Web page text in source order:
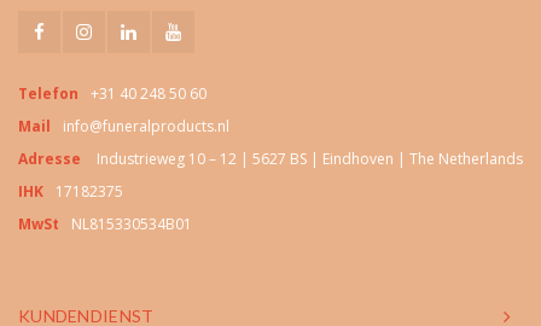
Telefon
+31 40 248 50 60
Mail
info@funeralproducts.nl
Adresse
Industrieweg 10 – 12 | 5627 BS | Eindhoven | The Netherlands
IHK
17182375
MwSt
NL815330534B01
KUNDENDIENST